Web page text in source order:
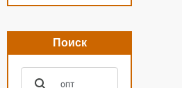
Поиск